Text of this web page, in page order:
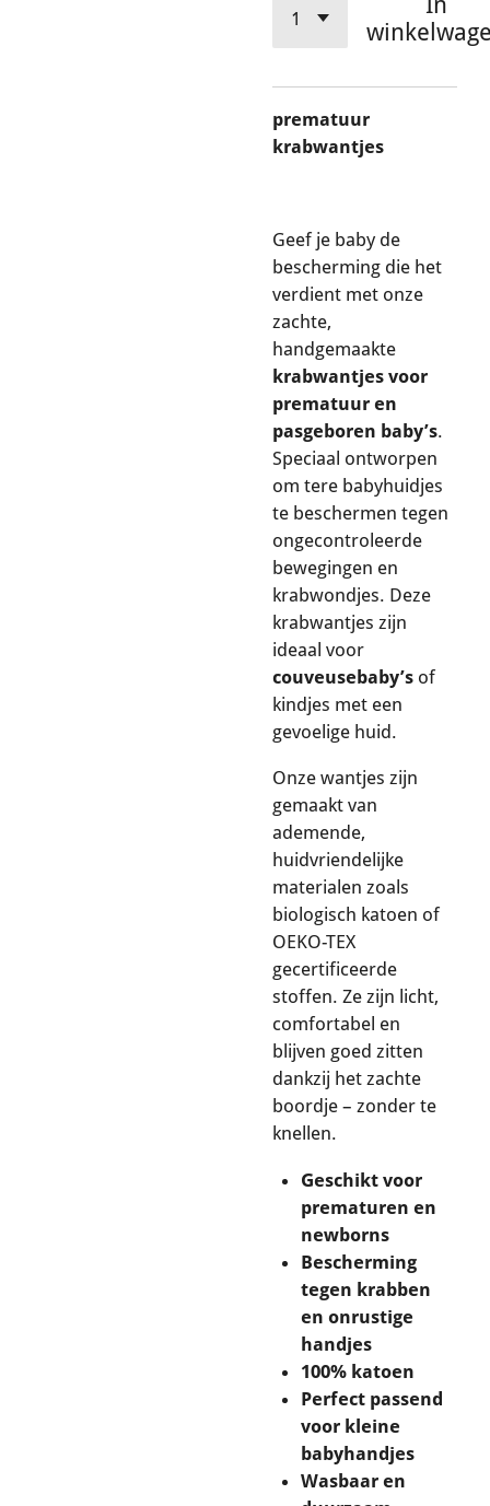
prematuur
krabwantjes
Geef je baby de
bescherming die het
verdient met onze
zachte,
handgemaakte
krabwantjes voor
prematuur en
pasgeboren baby’s.
Speciaal ontworpen
om tere babyhuidjes
te beschermen tegen
ongecontroleerde
bewegingen en
krabwondjes. Deze
krabwantjes zijn
ideaal voor
couveusebaby’s of
kindjes met een
gevoelige huid.
Onze wantjes zijn
gemaakt van
ademende,
huidvriendelijke
materialen zoals
biologisch katoen of
OEKO-TEX
gecertificeerde
stoffen. Ze zijn licht,
comfortabel en
blijven goed zitten
dankzij het zachte
boordje – zonder te
knellen.
Geschikt voor
prematuren en
newborns
Bescherming
tegen krabben
en onrustige
handjes
100% katoen
Perfect passend
voor kleine
babyhandjes
Wasbaar en